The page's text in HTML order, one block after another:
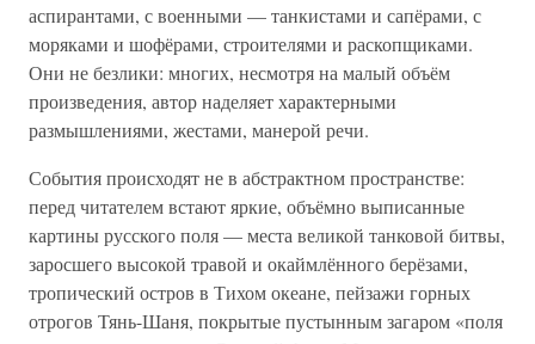
аспирантами, с военными — танкистами и сапёрами, с
моряками и шофёрами, строителями и раскопщиками.
Они не безлики: многих, несмотря на малый объём
произведения, автор наделяет характерными
размышлениями, жестами, манерой речи.
События происходят не в абстрактном пространстве:
перед читателем встают яркие, объёмно выписанные
картины русского поля — места великой танковой битвы,
заросшего высокой травой и окаймлённого берёзами,
тропический остров в Тихом океане, пейзажи горных
отрогов Тянь-Шаня, покрытые пустынным загаром «поля